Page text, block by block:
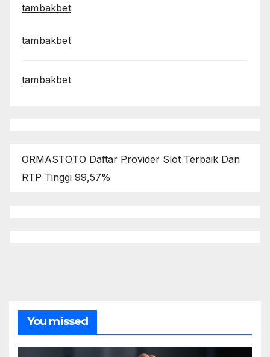
tambakbet
tambakbet
tambakbet
ORMASTOTO Daftar Provider Slot Terbaik Dan
RTP Tinggi 99,57%
You missed